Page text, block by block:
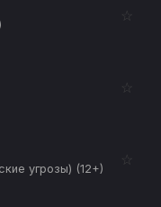
☆
☆
угрозы) (12+)
☆